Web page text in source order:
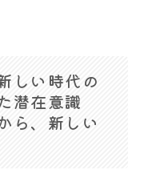
しい時代の
潜在意識
ら、新しい